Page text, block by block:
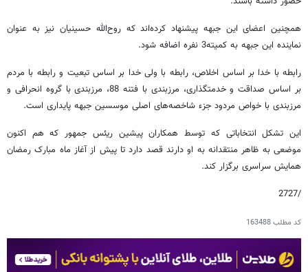
همچنین اعضای این جبهه پیشنهاد کرده‌اند که روح‌الله حسینیان نیز به عنوان
نماینده این جبهه به کمیته3 نفره اضافه شود.
رابطه با خدا بر اساس اخلاص، رابطه با ولی خدا بر اساس تبعیت و رابطه با مردم
بر اساس صداقت و خدمتگذاری، مرزبندی با فتنه 88، مرزبندی با گروه انحرافی و
مرزبندی با خواص مردود جزء شاخصه‌های اصلی موسسین جبهه پایداری است.
این تشکل انتخاباتی که توسط همکاران پیشین ریئس جمهور که هم اکنون
موضعی به ظاهر منتقدانه به او دارند قصد دارد تا پیش از آغاز ماه مبارک رمضان
همایش سراسری برگزار کند.
/2727
کد مطلب163488